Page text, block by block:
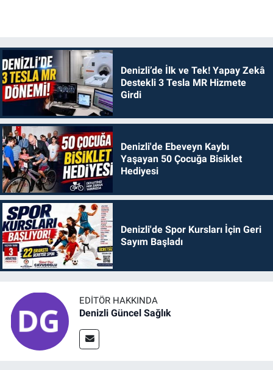
Denizli’de İlk ve Tek! Yapay Zekâ
Destekli 3 Tesla MR Hizmete
Girdi
Denizli'de Ebeveyn Kaybı
Yaşayan 50 Çocuğa Bisiklet
Hediyesi
Denizli'de Spor Kursları İçin Geri
Sayım Başladı
EDITÖR HAKKINDA
Denizli Güncel Sağlık